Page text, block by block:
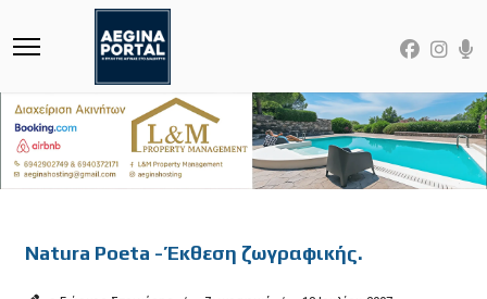
Natura Poeta - Έκθεση ζωγραφικής.